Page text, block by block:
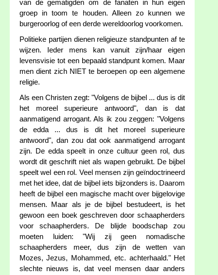
van de gematigden om de fanaten in hun eigen
groep in toom te houden. Alleen zo kunnen we
burgeroorlog of een derde wereldoorlog voorkomen.
Politieke partijen dienen religieuze standpunten af te
wijzen. Ieder mens kan vanuit zijn/haar eigen
levensvisie tot een bepaald standpunt komen. Maar
men dient zich NIET te beroepen op een algemene
religie.
Als een Christen zegt: "Volgens de bijbel ... dus is dit
het moreel superieure antwoord", dan is dat
aanmatigend arrogant. Als ik zou zeggen: "Volgens
de edda ... dus is dit het moreel superieure
antwoord", dan zou dat ook aanmatigend arrogant
zijn. De edda speelt in onze cultuur geen rol, dus
wordt dit geschrift niet als wapen gebruikt. De bijbel
speelt wel een rol. Veel mensen zijn geïndoctrineerd
met het idee, dat de bijbel iets bijzonders is. Daarom
heeft de bijbel een magische macht over bijgelovige
mensen. Maar als je de bijbel bestudeert, is het
gewoon een boek geschreven door schaapherders
voor schaapherders. De blijde boodschap zou
moeten luiden: "Wij zij geen nomadische
schaapherders meer, dus zijn de wetten van
Mozes, Jezus, Mohammed, etc. achterhaald." Het
slechte nieuws is, dat veel mensen daar anders